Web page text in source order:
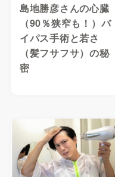
島地勝彦さんの心臓
（90％狭窄も！）バ
イパス手術と若さ
（髪フサフサ）の秘
密